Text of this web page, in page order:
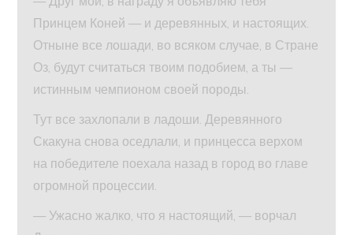
Принцем Коней — и деревянных, и настоящих.
Отныне все лошади, во всяком случае, в Стране
Оз, будут считаться твоим подобием, а ты —
истинным чемпионом своей породы.
Тут все захлопали в ладоши. Деревянного
Скакуна снова оседлали, и принцесса верхом
на победителе поехала назад в город во главе
огромной процессии.
— Ужасно жалко, что я настоящий, — ворчал